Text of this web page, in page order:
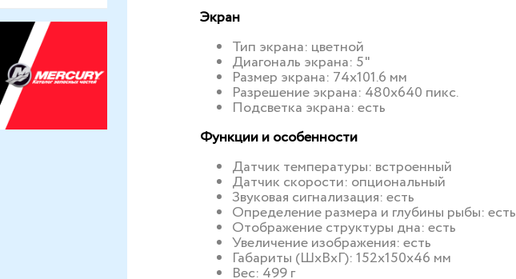
Экран
Тип экрана: цветной
Диагональ экрана: 5"
Размер экрана: 74x101.6 мм
Разрешение экрана: 480x640 пикс.
Подсветка экрана: есть
Функции и особенности
Датчик температуры: встроенный
Датчик скорости: опциональный
Звуковая сигнализация: есть
Определение размера и глубины рыбы: есть
Отображение структуры дна: есть
Увеличение изображения: есть
Габариты (ШхВхГ): 152x150x46 мм
Вес: 499 г